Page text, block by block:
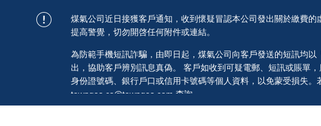
煤氣公司近日接獲客戶通知，收到懷疑冒認本公司發出關於繳費
提高警覺，切勿開啓任何附件或連結。
為防範手機短訊詐騙，由即日起，煤氣公司向客戶發送的短訊均
出，協助客戶辨別訊息真偽。 客戶如收到可疑電郵、短訊或賬單
身份證號碼、銀行戶口或信用卡號碼等個人資料，以免蒙受損失
towngas.cs@towngas.com 查詢。